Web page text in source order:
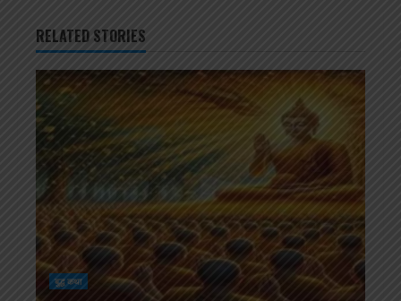
RELATED STORIES
बुद्ध कथा